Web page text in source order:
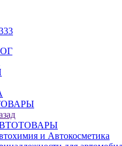
и Автокосметика